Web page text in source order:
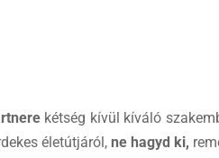
kétség kívül kíváló
életútjáról, ne hagyd ki,